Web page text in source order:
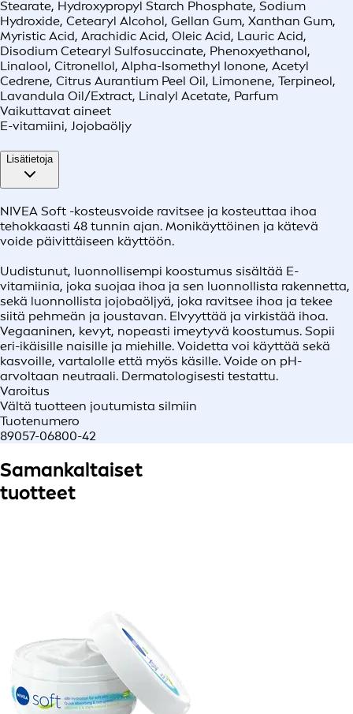
Stearate, Hydroxypropyl Starch Phosphate, Sodium
Hydroxide, Cetearyl Alcohol, Gellan Gum, Xanthan Gum,
Myristic Acid, Arachidic Acid, Oleic Acid, Lauric Acid,
Disodium Cetearyl Sulfosuccinate, Phenoxyethanol,
Linalool, Citronellol, Alpha-Isomethyl Ionone, Acetyl
Cedrene, Citrus Aurantium Peel Oil, Limonene, Terpineol,
Lavandula Oil/Extract, Linalyl Acetate, Parfum
Vaikuttavat aineet
E-vitamiini, Jojobaöljy
Lisätietoja
NIVEA Soft -kosteusvoide ravitsee ja kosteuttaa ihoa
tehokkaasti 48 tunnin ajan. Monikäyttöinen ja kätevä
voide päivittäiseen käyttöön.
Uudistunut, luonnollisempi koostumus sisältää E-
vitamiinia, joka suojaa ihoa ja sen luonnollista rakennetta,
sekä luonnollista jojobaöljyä, joka ravitsee ihoa ja tekee
siitä pehmeän ja joustavan. Elvyyttää ja virkistää ihoa.
Vegaaninen, kevyt, nopeasti imeytyvä koostumus. Sopii
eri-ikäisille naisille ja miehille. Voidetta voi käyttää sekä
kasvoille, vartalolle että myös käsille. Voide on pH-
arvoltaan neutraali. Dermatologisesti testattu.
Varoitus
Vältä tuotteen joutumista silmiin
Tuotenumero
89057-06800-42
Samankaltaiset
tuotteet